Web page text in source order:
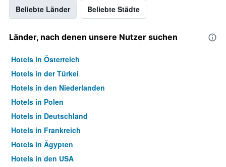
Beliebte Länder Beliebte Städte
Länder, nach denen unsere Nutzer suchen
Hotels in Österreich
Hotels in der Türkei
Hotels in den Niederlanden
Hotels in Polen
Hotels in Deutschland
Hotels in Frankreich
Hotels in Ägypten
Hotels in den USA